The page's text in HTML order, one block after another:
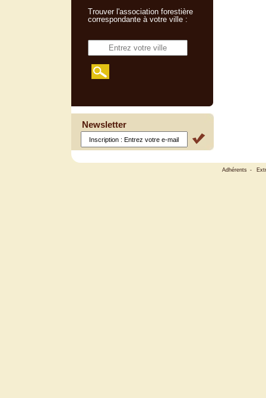
Trouver l'association forestière
correspondante à votre ville :
Newsletter
Adhérents -